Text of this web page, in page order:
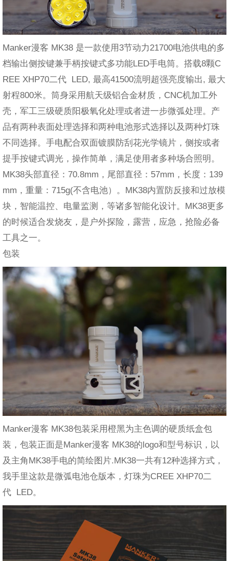
Manker漫客 MK38 是一款使用3节动力21700电池供电的多
档输出侧按键兼手柄按键式多功能LED手电筒。搭载8颗C
REE XHP70二代 LED, 最高41500流明超强亮度输出, 最大
射程800米。筒身采用航天级铝合金材质，CNC机加工外
壳，军工三级硬质阳极氧化处理或者进一步微弧处理。产
品有两种表面处理选择和两种电池形式选择以及两种灯珠
不同选择。手电配合双面镀膜防刮花光学镜片，侧按或者
提手按键式调光，操作简单，满足使用者多种场合照明。
MK38头部直径：70.8mm，尾部直径：57mm，长度：139
mm，重量：715g(不含电池）。MK38内置防反接和过放模
块，智能温控、电量监测，等诸多智能化设计。MK38更多
的时候适合发烧友，是户外探险，露营，应急，抢险必备
工具之一。
包装
Manker漫客 MK38包装采用橙黑为主色调的硬质纸盒包
装，包装正面是Manker漫客 MK38的logo和型号标识，以
及主角MK38手电的简绘图片.MK38一共有12种选择方式，
我手里这款是微弧电池仓版本，灯珠为CREE XHP70二
代 LED。